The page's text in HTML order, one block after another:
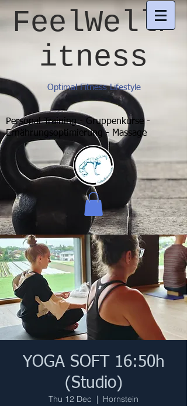
Optimal Fitness Lifestyle
FeelWellF
itness
Personal Training - Gruppenkurse -
Ernährungsoptimierung - Massage
YOGA SOFT 16:50h
(Studio)
Thu 12 Dec
  |
Hornstein